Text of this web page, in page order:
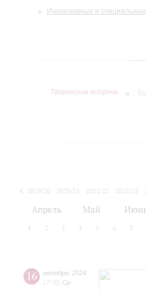
Инклюзивные и
Творческие встречи
2019/20 2020/21 2021/22 2022/23
Апрель Май
1 2 3 4 5 6 7
16 октября 2024
17:00 Ср